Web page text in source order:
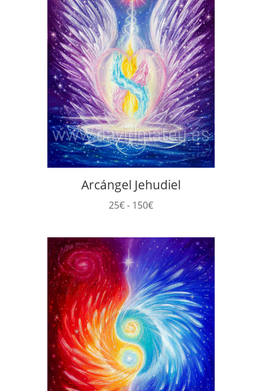
Arcángel Jehudiel
25€- 150€Rango
precios:
desde
25€
hasta
150€